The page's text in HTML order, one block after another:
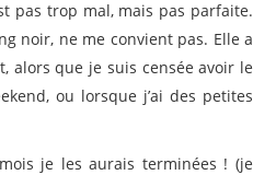
pas trop mal, mais pas parfaite.
noir, ne me convient pas. Elle a
alors que je suis censée avoir le
ou lorsque j’ai des petites
je les aurais terminées ! (je